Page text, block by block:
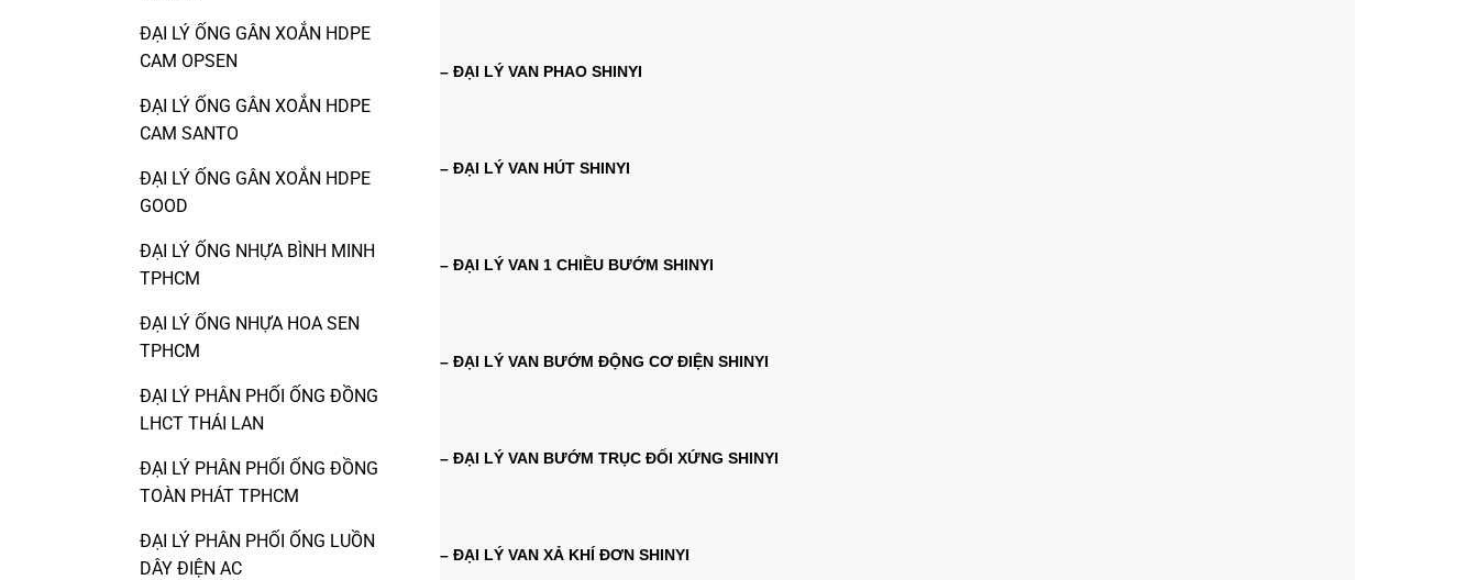
ĐẠI LÝ ỐNG GÂN XOẮN HDPE
CAM OPSEN
ĐẠI LÝ ỐNG GÂN XOẮN HDPE
CAM SANTO
ĐẠI LÝ ỐNG GÂN XOẮN HDPE
GOOD
ĐẠI LÝ ỐNG NHỰA BÌNH MINH
TPHCM
ĐẠI LÝ ỐNG NHỰA HOA SEN
TPHCM
ĐẠI LÝ PHÂN PHỐI ỐNG ĐỒNG
LHCT THÁI LAN
ĐẠI LÝ PHÂN PHỐI ỐNG ĐỒNG
TOÀN PHÁT TPHCM
ĐẠI LÝ PHÂN PHỐI ỐNG LUỒN
DÂY ĐIỆN AC
– ĐẠI LÝ VAN PHAO SHINYI
– ĐẠI LÝ VAN HÚT SHINYI
– ĐẠI LÝ VAN 1 CHIỀU BƯỚM SHINYI
– ĐẠI LÝ VAN BƯỚM ĐỘNG CƠ ĐIỆN SHINYI
– ĐẠI LÝ VAN BƯỚM TRỤC ĐỐI XỨNG SHINYI
– ĐẠI LÝ VAN XẢ KHÍ ĐƠN SHINYI